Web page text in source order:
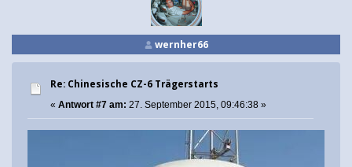
wernher66
Re: Chinesische CZ-6 Trägerstarts
« Antwort #7 am: 27. September 2015, 09:46:38 »